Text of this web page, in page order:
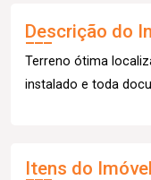
Descrição do
Terreno ótima
instalado e toda
Itens do Imóvel